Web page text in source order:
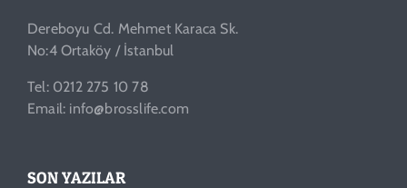
Dereboyu Cd. Mehmet Karaca Sk.
No:4 Ortaköy / İstanbul
Tel: 0212 275 10 78
Email: info@brosslife.com
SON YAZILAR